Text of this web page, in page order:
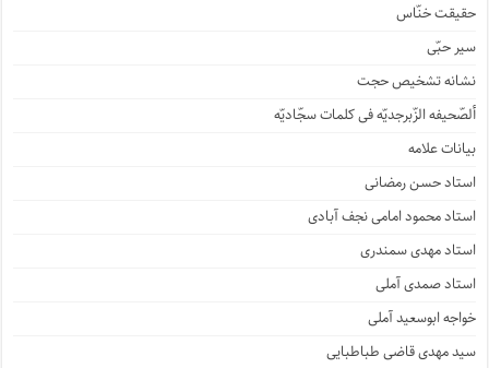
حقیقت خنّاس
سیر حبّی
نشانه تشخیص حجت
ألصّحیفه الزّبرجدیّه فی کلمات سجّادیّه
بیانات علامه
استاد حسن رمضانی
استاد محمود امامی نجف آبادی
استاد مهدی سمندری
استاد صمدی آملی
خواجه ابوسعید آملی
سید مهدی قاضی طباطبایی